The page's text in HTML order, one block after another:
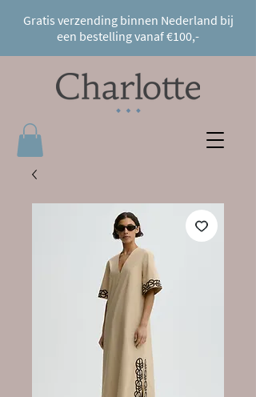
Gratis verzending binnen Nederland bij
een bestelling vanaf €100,-